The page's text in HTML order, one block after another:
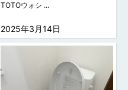
TOTOウォシ ...
2025年3月14日